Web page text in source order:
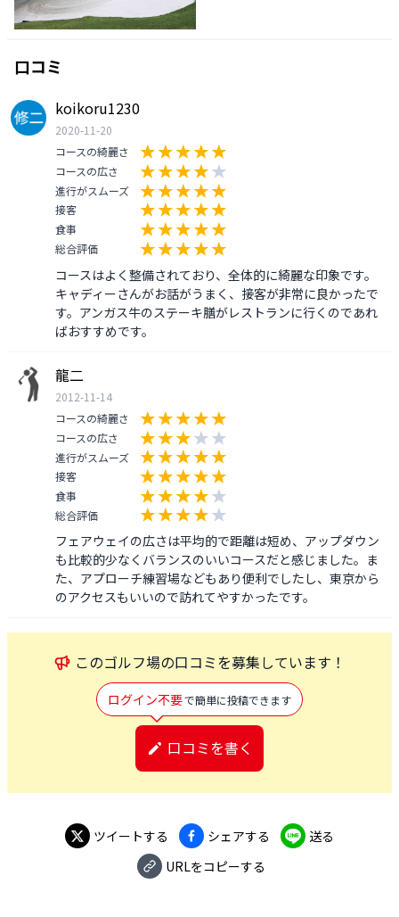
口コミ
koikoru1230
2020-11-20
コースの綺麗さ
コースの広さ
進行がスムーズ
接客
食事
総合評価
コースはよく整備されており、全体的に綺麗な印象です。
キャディーさんがお話がうまく、接客が非常に良かったで
す。アンガス牛のステーキ膳がレストランに行くのであれ
ばおすすめです。
龍二
2012-11-14
コースの綺麗さ
コースの広さ
進行がスムーズ
接客
食事
総合評価
フェアウェイの広さは平均的で距離は短め、アップダウン
も比較的少なくバランスのいいコースだと感じました。ま
た、アプローチ練習場などもあり便利でしたし、東京から
のアクセスもいいので訪れてやすかったです。
このゴルフ場の口コミを募集しています！
ログイン不要で簡単に投稿できます
口コミを書く
ツイートする シェアする
送る
URLをコピーする